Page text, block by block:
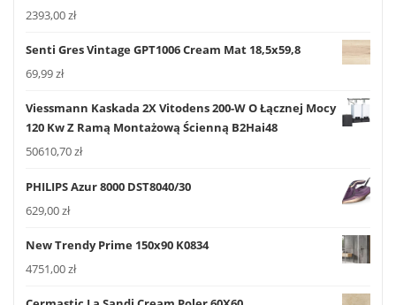
2393,00zł
Senti Gres Vintage GPT1006 Cream Mat 18,5x59,8
69,99zł
Viessmann Kaskada 2X Vitodens 200-W O Łącznej Mocy
120 Kw Z Ramą Montażową Ścienną B2Hai48
50610,70zł
PHILIPS Azur 8000 DST8040/30
629,00zł
New Trendy Prime 150x90 K0834
4751,00zł